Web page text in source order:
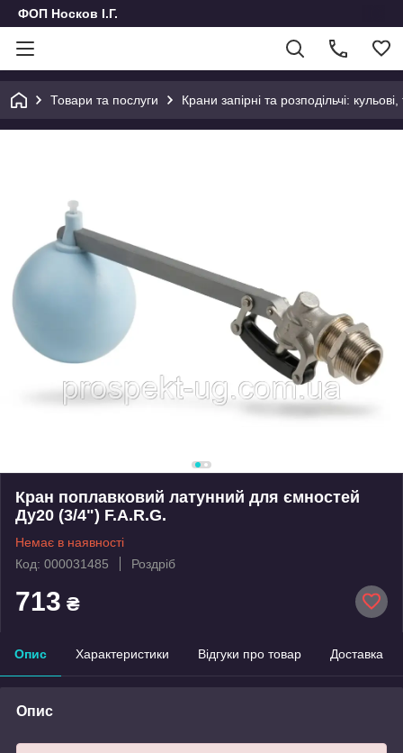
ФОП Носков І.Г.
Товари та послуги Крани запірні та розподільчі:
Кран поплавковий латунний для ємностей
Ду20 (3/4") F.A.R.G.
Немає в наявності
Код: 000031485
Роздріб
713 ₴
Опис Характеристики Відгуки про товар Доставка
Опис